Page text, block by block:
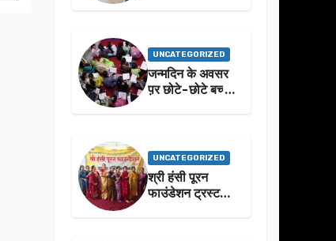
UNCATEGORIZED
जन्मदिन के अवसर
प़र छोटे-छोटे बच्चो
UNCATEGORIZED
श्री हंसी पूरन
फाउंडेशन ट्रस्ट